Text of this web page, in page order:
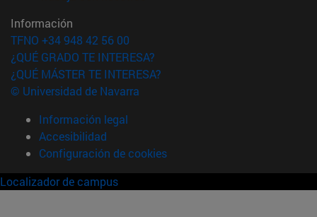
Información
TFNO +34 948 42 56 00
¿QUÉ GRADO TE INTERESA?
¿QUÉ MÁSTER TE INTERESA?
© Universidad de Navarra
Información legal
Accesibilidad
Configuración de cookies
Localizador de campus